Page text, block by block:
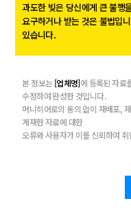
과도한 빚은 당신에게 큰 불행
요구하거나 받는 것은 불법입
있습니다.
본 정보는[업체명]에 등록된 자료
수정하여 완성한 것입니다.
머니히어로의 동의 없이 재배포,
게재한 자료에 대한
오류와 사용자가 이를 신뢰하여